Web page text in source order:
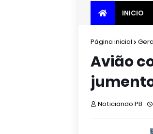
INICIO
Página inicial
Avião
Noticiando PB